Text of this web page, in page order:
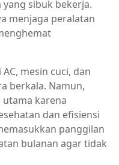
sibuk bekerja.
menjaga peralatan
mesin cuci, dan
berkala. Namun,
karena
dan efisiensi
panggilan
bulanan agar tidak